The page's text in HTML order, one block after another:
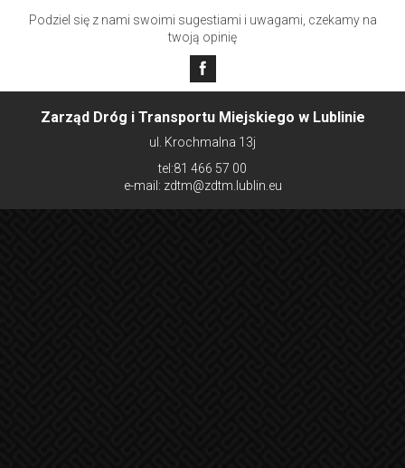
Podziel się z nami swoimi sugestiami i uwagami, czekamy na
twoją opinię
Zarząd Dróg i Transportu Miejskiego w Lublinie
ul. Krochmalna 13j
tel:81 466 57 00
e-mail: zdtm@zdtm.lublin.eu